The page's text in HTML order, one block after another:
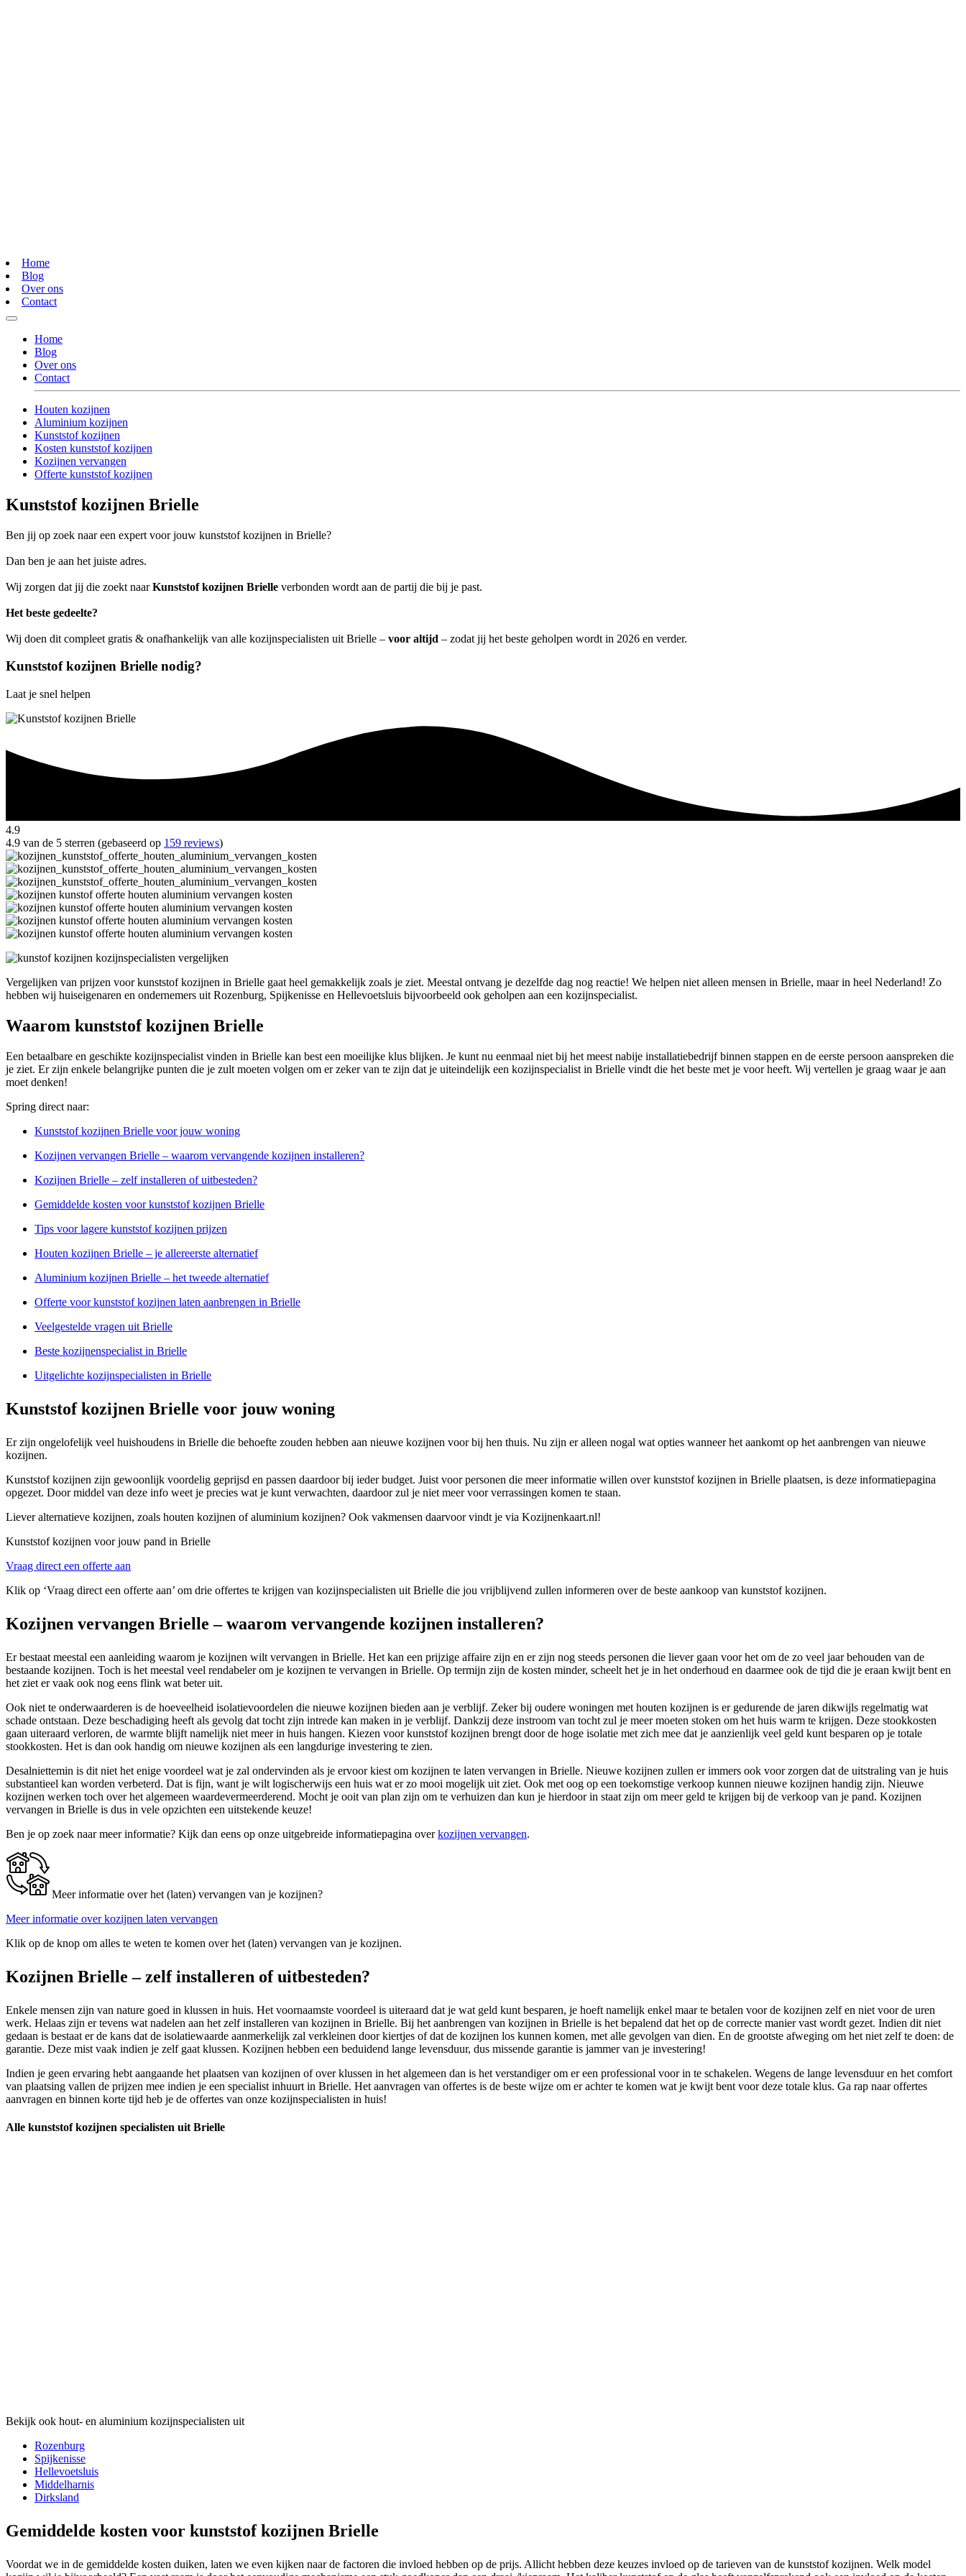
Home
Blog
Over ons
Contact
Home
Blog
Over ons
Contact
Houten kozijnen
Aluminium kozijnen
Kunststof kozijnen
Kosten kunststof kozijnen
Kozijnen vervangen
Offerte kunststof kozijnen
Kunststof kozijnen Brielle
Ben jij op zoek naar een expert voor jouw kunststof kozijnen in Brielle?
Dan ben je aan het juiste adres.
Wij zorgen dat jij die zoekt naarKunststof kozijnen Brielle verbonden wordt aan de partij die bij je past.
Het beste gedeelte?
Wij doen dit compleet gratis & onafhankelijk van alle kozijnspecialisten uit Brielle – voor altijd – zodat jij het beste geholpen wordt in 2026 en verder.
Kunststof kozijnen Brielle nodig?
Laat je snel helpen
4.9
4.9 van de 5 sterren (gebaseerd op 159 reviews)
Vergelijken van prijzen voor kunststof kozijnen in Brielle gaat heel gemakkelijk zoals je ziet. Meestal ontvang je dezelfde dag nog reactie! We helpen niet alleen mensen in Brielle, maar in heel Nederland! Zo
hebben wij huiseigenaren en ondernemers uit Rozenburg, Spijkenisse en Hellevoetsluis bijvoorbeeld ook geholpen aan een kozijnspecialist.
Waarom kunststof kozijnen Brielle
Een betaalbare en geschikte kozijnspecialist vinden in Brielle kan best een moeilijke klus blijken. Je kunt nu eenmaal niet bij het meest nabije installatiebedrijf binnen stappen en de eerste persoon aanspreken die
je ziet. Er zijn enkele belangrijke punten die je zult moeten volgen om er zeker van te zijn dat je uiteindelijk een kozijnspecialist in Brielle vindt die het beste met je voor heeft. Wij vertellen je graag waar je aan
moet denken!
Spring direct naar:
Kunststof kozijnen Brielle voor jouw woning
Kozijnen vervangen Brielle – waarom vervangende kozijnen installeren?
Kozijnen Brielle – zelf installeren of uitbesteden?
Gemiddelde kosten voor kunststof kozijnen Brielle
Tips voor lagere kunststof kozijnen prijzen
Houten kozijnen Brielle – je allereerste alternatief
Aluminium kozijnen Brielle – het tweede alternatief
Offerte voor kunststof kozijnen laten aanbrengen in Brielle
Veelgestelde vragen uit Brielle
Beste kozijnenspecialist in Brielle
Uitgelichte kozijnspecialisten in Brielle
Kunststof kozijnen Brielle voor jouw woning
Er zijn ongelofelijk veel huishoudens in Brielle die behoefte zouden hebben aan nieuwe kozijnen voor bij hen thuis. Nu zijn er alleen nogal wat opties wanneer het aankomt op het aanbrengen van nieuwe
kozijnen.
Kunststof kozijnen zijn gewoonlijk voordelig geprijsd en passen daardoor bij ieder budget. Juist voor personen die meer informatie willen over kunststof kozijnen in Brielle plaatsen, is deze informatiepagina
opgezet. Door middel van deze info weet je precies wat je kunt verwachten, daardoor zul je niet meer voor verrassingen komen te staan.
Liever alternatieve kozijnen, zoals houten kozijnen of aluminium kozijnen? Ook vakmensen daarvoor vindt je via Kozijnenkaart.nl!
Kunststof kozijnen voor jouw pand in Brielle
Vraag direct een offerte aan
Klik op ‘Vraag direct een offerte aan’ om drie offertes te krijgen van kozijnspecialisten uit Brielle die jou vrijblijvend zullen informeren over de beste aankoop van kunststof kozijnen.
Kozijnen vervangen Brielle – waarom vervangende kozijnen installeren?
Er bestaat meestal een aanleiding waarom je kozijnen wilt vervangen in Brielle. Het kan een prijzige affaire zijn en er zijn nog steeds personen die liever gaan voor het om de zo veel jaar behouden van de
bestaande kozijnen. Toch is het meestal veel rendabeler om je kozijnen te vervangen in Brielle. Op termijn zijn de kosten minder, scheelt het je in het onderhoud en daarmee ook de tijd die je eraan kwijt bent en
het ziet er vaak ook nog eens flink wat beter uit.
Ook niet te onderwaarderen is de hoeveelheid isolatievoordelen die nieuwe kozijnen bieden aan je verblijf. Zeker bij oudere woningen met houten kozijnen is er gedurende de jaren dikwijls regelmatig wat
schade ontstaan. Deze beschadiging heeft als gevolg dat tocht zijn intrede kan maken in je verblijf. Dankzij deze instroom van tocht zul je meer moeten stoken om het huis warm te krijgen. Deze stookkosten
gaan uiteraard verloren, de warmte blijft namelijk niet meer in huis hangen. Kiezen voor kunststof kozijnen brengt door de hoge isolatie met zich mee dat je aanzienlijk veel geld kunt besparen op je totale
stookkosten. Het is dan ook handig om nieuwe kozijnen als een langdurige investering te zien.
Desalniettemin is dit niet het enige voordeel wat je zal ondervinden als je ervoor kiest om kozijnen te laten vervangen in Brielle. Nieuwe kozijnen zullen er immers ook voor zorgen dat de uitstraling van je huis
substantieel kan worden verbeterd. Dat is fijn, want je wilt logischerwijs een huis wat er zo mooi mogelijk uit ziet. Ook met oog op een toekomstige verkoop kunnen nieuwe kozijnen handig zijn. Nieuwe
kozijnen werken toch over het algemeen waardevermeerderend. Mocht je ooit van plan zijn om te verhuizen dan kun je hierdoor in staat zijn om meer geld te krijgen bij de verkoop van je pand. Kozijnen
vervangen in Brielle is dus in vele opzichten een uitstekende keuze!
Ben je op zoek naar meer informatie? Kijk dan eens op onze uitgebreide informatiepagina overkozijnen vervangen.
Meer informatie over het (laten) vervangen van je kozijnen?
Meer informatie over kozijnen laten vervangen
Klik op de knop om alles te weten te komen over het (laten) vervangen van je kozijnen.
Kozijnen Brielle – zelf installeren of uitbesteden?
Enkele mensen zijn van nature goed in klussen in huis. Het voornaamste voordeel is uiteraard dat je wat geld kunt besparen, je hoeft namelijk enkel maar te betalen voor de kozijnen zelf en niet voor de uren
werk. Helaas zijn er tevens wat nadelen aan het zelf installeren van kozijnen in Brielle. Bij het aanbrengen van kozijnen in Brielle is het bepalend dat het op de correcte manier vast wordt gezet. Indien dit niet
gedaan is bestaat er de kans dat de isolatiewaarde aanmerkelijk zal verkleinen door kiertjes of dat de kozijnen los kunnen komen, met alle gevolgen van dien. En de grootste afweging om het niet zelf te doen: de
garantie. Deze mist vaak indien je zelf gaat klussen. Kozijnen hebben een beduidend lange levensduur, dus missende garantie is jammer van je investering!
Indien je geen ervaring hebt aangaande het plaatsen van kozijnen of over klussen in het algemeen dan is het verstandiger om er een professional voor in te schakelen. Wegens de lange levensduur en het comfort
van plaatsing vallen de prijzen mee indien je een specialist inhuurt in Brielle. Het aanvragen van offertes is de beste wijze om er achter te komen wat je kwijt bent voor deze totale klus. Ga rap naar offertes
aanvragen en binnen korte tijd heb je de offertes van onze kozijnspecialisten in huis!
Alle kunststof kozijnen specialisten uit Brielle
Bekijk ook hout- en aluminium kozijnspecialisten uit
Rozenburg
Spijkenisse
Hellevoetsluis
Middelharnis
Dirksland
Gemiddelde kosten voor kunststof kozijnen Brielle
Voordat we in de gemiddelde kosten duiken, laten we even kijken naar de factoren die invloed hebben op de prijs. Allicht hebben deze keuzes invloed op de tarieven van de kunststof kozijnen. Welk model